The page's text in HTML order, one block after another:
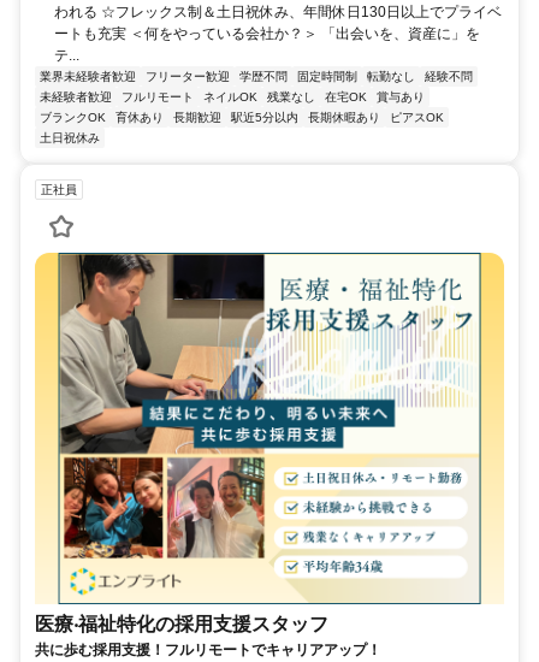
われる ☆フレックス制＆土日祝休み、年間休日130日以上でプライベ
ートも充実 ＜何をやっている会社か？＞ 「出会いを、資産に」を
テ...
業界未経験者歓迎 フリーター歓迎 学歴不問 固定時間制 転勤なし
経験不問
未経験者歓迎
フルリモート ネイルOK 残業なし 在宅OK
賞与あり
ブランクOK
育休あり 長期歓迎 駅近5分以内 長期休暇あり
ピアスOK
土日祝休み
正社員
医療‧福祉特化の採用支援スタッフ
共に歩む採用支援！フルリモートでキャリアアップ！